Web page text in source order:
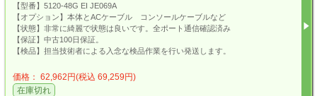
【型番】5120-48G EI JE069A
【オプション】本体とACケーブル コンソールケーブルなど
【状態】非常に綺麗で状態は良いです。全ポート通信確認済み
【保証】中古100日保証。
【検品】担当技術者による入念な検品作業を行い発送します。
価格： 62,962円(税込 69,259円)
在庫切れ